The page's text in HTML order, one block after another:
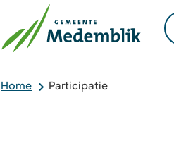
Home Participatie